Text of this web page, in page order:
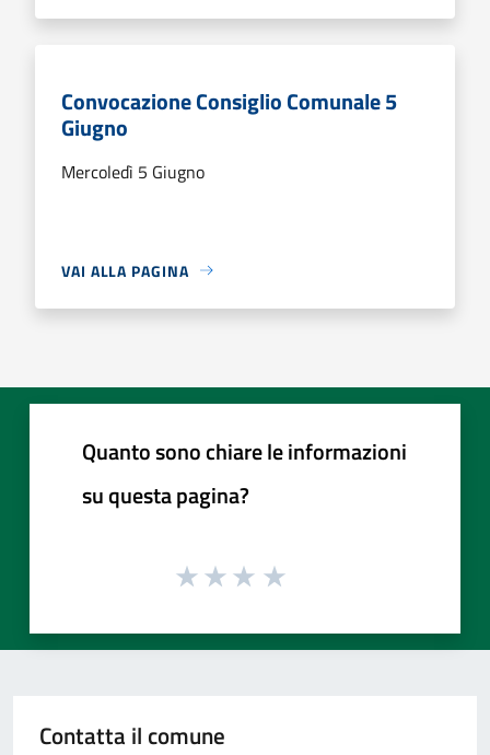
Convocazione Consiglio Comunale 5
Giugno
Mercoledì 5 Giugno
VAI ALLA PAGINA
Quanto sono chiare le informazioni
su questa pagina?
Contatta il comune